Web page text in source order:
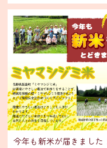
限
定
メ
ニ
ー
テ
イ
ク今年も新米が届きました